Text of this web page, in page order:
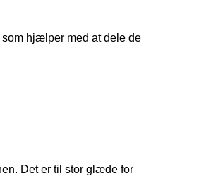
hjælper med at dele de
Det er til stor glæde for